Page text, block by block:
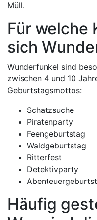
Müll.
Für welche
sich
Wunderfunkel sind
zwischen 4 und 10
Geburtstagsmottos:
Schatzsuche
Piratenparty
Feengeburtstag
Waldgeburtstag
Ritterfest
Detektivparty
Häufig